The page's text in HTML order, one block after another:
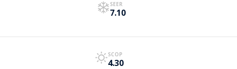
SEER
7.10
SCOP
4.30